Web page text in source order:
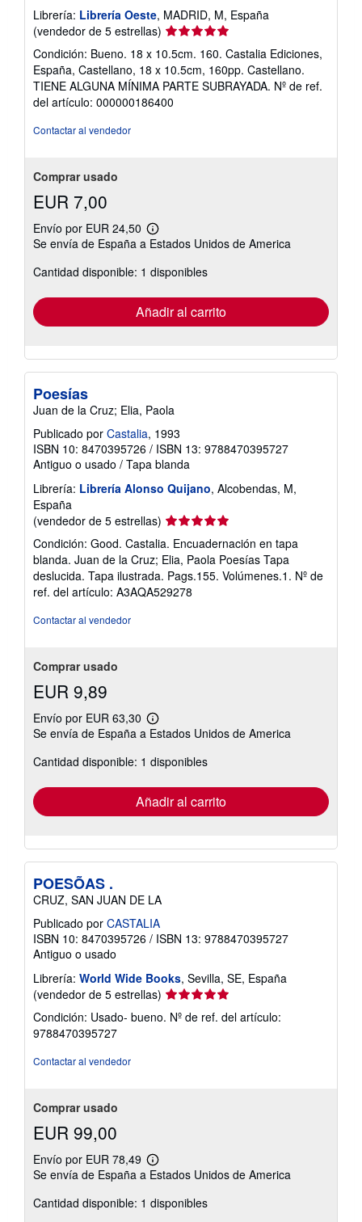
Librería: Librería Oeste, MADRID, M, España
(vendedor de 5 estrellas) Calificación
del
vendedor:
5
de
5
Condición: Bueno. 18 x 10.5cm. 160. Castalia Ediciones,
España, Castellano, 18 x 10.5cm, 160pp. Castellano.
TIENE ALGUNA MÍNIMA PARTE SUBRAYADA. Nº de ref.
del artículo: 000000186400
Contactar al vendedor
Comprar usado
EUR 7,00
Envío por EUR 24,50
Más
información
las
tarifas
envío
Se envía de España a Estados Unidos de America
Cantidad disponible: 1 disponibles
Añadir al carrito
Poesías
Juan de la Cruz; Elia, Paola
Publicado por Castalia, 1993
ISBN 10: 8470395726 / ISBN 13: 9788470395727
Antiguo o usado / Tapa blanda
Librería: Librería Alonso Quijano, Alcobendas, M,
España
(vendedor de 5 estrellas) Calificación
del
vendedor:
5
de
5
Condición: Good. Castalia. Encuadernación en tapa
blanda. Juan de la Cruz; Elia, Paola Poesías Tapa
deslucida. Tapa ilustrada. Pags.155. Volúmenes.1. Nº de
ref. del artículo: A3AQA529278
Contactar al vendedor
Comprar usado
EUR 9,89
Envío por EUR 63,30
Más
información
las
tarifas
envío
Se envía de España a Estados Unidos de America
Cantidad disponible: 1 disponibles
Añadir al carrito
POESÕAS .
CRUZ, SAN JUAN DE LA
Publicado por CASTALIA
ISBN 10: 8470395726 / ISBN 13: 9788470395727
Antiguo o usado
Librería: World Wide Books, Sevilla, SE, España
(vendedor de 5 estrellas) Calificación
del
vendedor:
Condición: Usado- bueno. Nº de ref. del artículo:
9788470395727
Contactar al vendedor
Comprar usado
EUR 99,00
Envío por EUR 78,49
Más
información
las
tarifas
Se envía de España a Estados Unidos de America
Cantidad disponible: 1 disponibles